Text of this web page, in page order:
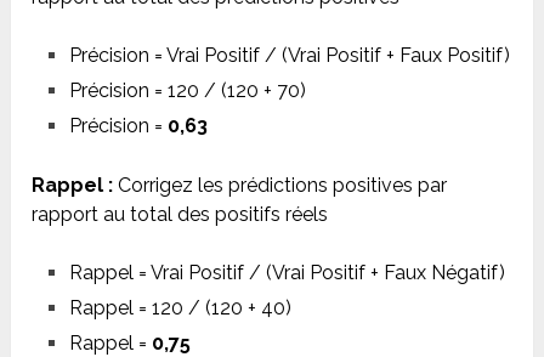
Précision = Vrai Positif / (Vrai Positif + Faux Positif)
Précision = 120 / (120 + 70)
Précision = 0,63
Rappel : Corrigez les prédictions positives par
rapport au total des positifs réels
Rappel = Vrai Positif / (Vrai Positif + Faux Négatif)
Rappel = 120 / (120 + 40)
Rappel = 0,75